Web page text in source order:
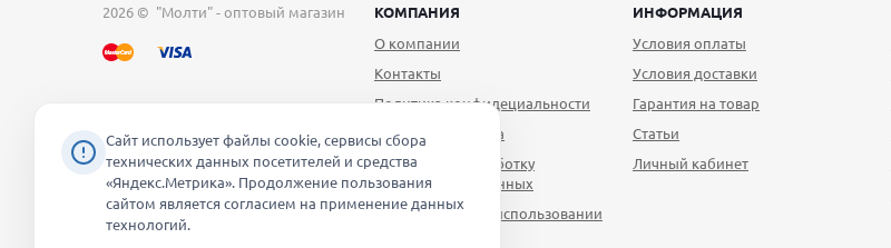
2026 © "Молти" - оптовый магазин
КОМПАНИЯ
О компании
Контакты
Политика конфидециальности
Публичная оферта
Согласие на обработку
персональных данных
Уведомление об использовании
ИНФОРМАЦИЯ
Условия оплаты
Условия доставки
Гарантия на товар
Статьи
Личный кабинет
Сайт использует файлы cookie, сервисы сбора
технических данных посетителей и средства
«Яндекс.Метрика». Продолжение пользования
сайтом является согласием на применение данных
технологий.